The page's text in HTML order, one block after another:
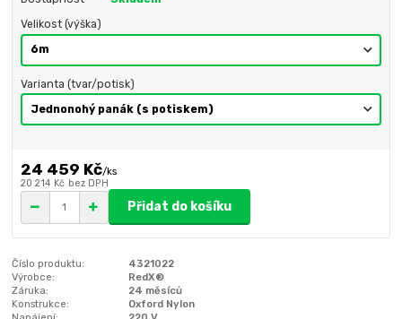
Velikost (výška)
Varianta (tvar/potisk)
24 459 Kč/ks
20 214 Kč bez DPH
Přidat do košíku
Číslo produktu:
4321022
Výrobce:
RedX®
Záruka:
24 měsíců
Konstrukce:
Oxford Nylon